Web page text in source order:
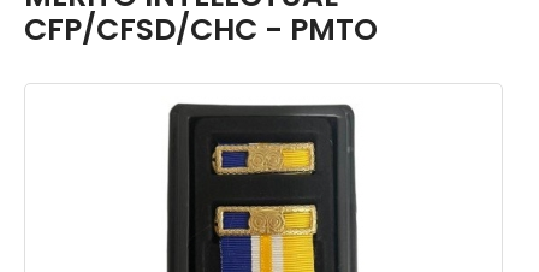
CFP/CFSD/CHC - PMTO